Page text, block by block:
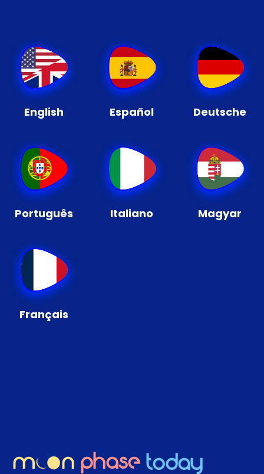
English Español Deutsche
Português Italiano Magyar
Français